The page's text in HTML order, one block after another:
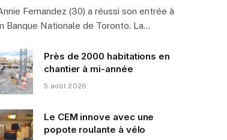
Fernandez (30) a réussi son entrée à
Banque Nationale de Toronto. La…
Près de 2000 habitations en
chantier à mi-année
5 août 2026
Le CEM innove avec une
popote roulante à vélo